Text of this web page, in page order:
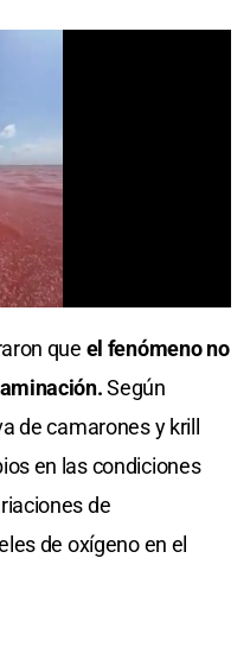
que el fenómeno no
Según
de camarones y krill
en las condiciones
de
de oxígeno en el